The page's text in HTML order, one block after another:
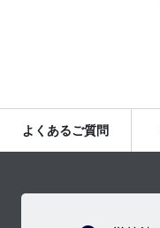
よくあるご質問